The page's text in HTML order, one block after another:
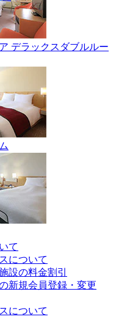
デラックスダブルルー
て
について
設の料金割引
新規会員登録・変更
について